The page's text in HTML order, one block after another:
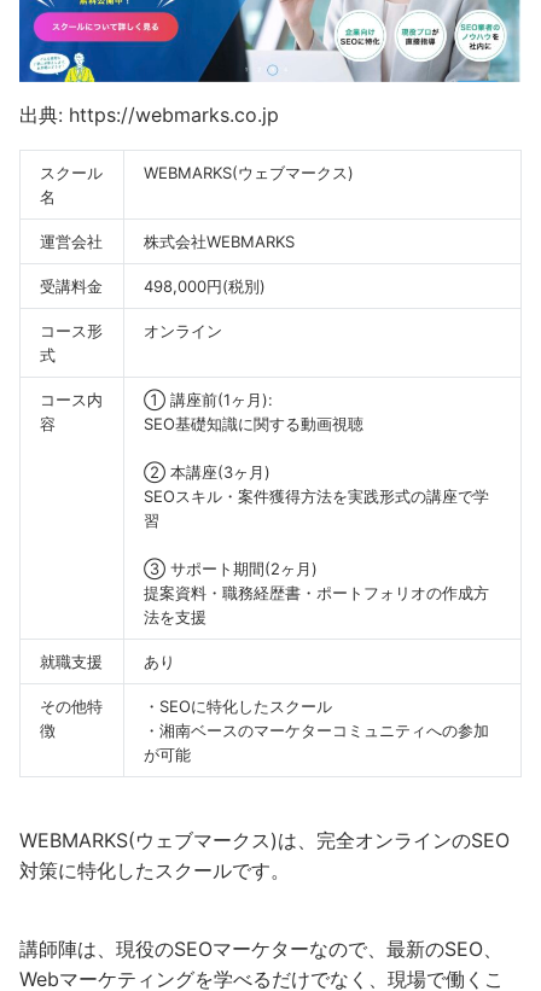
出典: https://webmarks.co.jp
スクール
名
WEBMARKS(ウェブマークス)
運営会社 株式会社WEBMARKS
受講料金 498,000円(税別)
コース形
式
オンライン
コース内
容
① 講座前(1ヶ月):
SEO基礎知識に関する動画視聴
② 本講座(3ヶ月)
SEOスキル・案件獲得方法を実践形式の講座で学
習
③ サポート期間(2ヶ月)
提案資料・職務経歴書・ポートフォリオの作成方
法を支援
就職支援 あり
その他特
徴
・SEOに特化したスクール
・湘南ベースのマーケターコミュニティへの参加
が可能
WEBMARKS(ウェブマークス)は、完全オンラインのSEO
対策に特化したスクールです。
講師陣は、現役のSEOマーケターなので、最新のSEO、
Webマーケティングを学べるだけでなく、現場で働くこ